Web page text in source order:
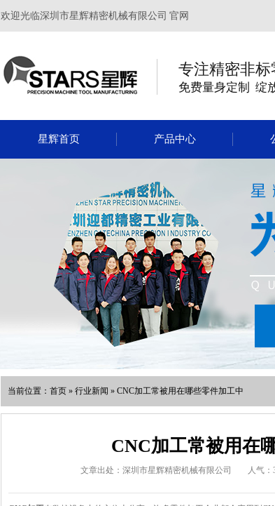
欢迎光临深圳市星辉精密机械有限公司 官网
专注精密非
免费量身定制 绽
星辉首页 产品中心
当前位置： 首页 » 行业新闻 » CNC加工常被用在哪些零件加工中
CNC加工常被用在
文章出处：深圳市星辉精密机械有限公司 人气：